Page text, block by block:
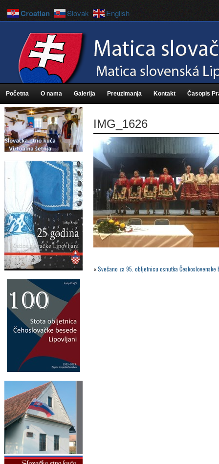
Početna O nama Galerija Preuzimanja Kontakt Časopis
IMG_1626
«Svečano za 95. obljetnicu osnutka
Croatian Slovak English